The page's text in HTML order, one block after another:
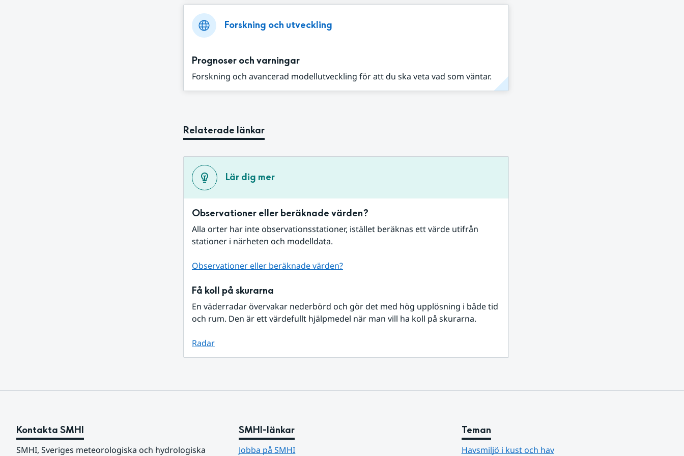
Forskning och utveckling
Prognoser och varningar
Forskning och avancerad modellutveckling för att du ska veta vad som väntar.
Relaterade länkar
Lär dig mer
Observationer eller beräknade värden?
Alla orter har inte observationsstationer, istället beräknas ett värde utifrån
stationer i närheten och modelldata.
Observationer eller beräknade värden?
Få koll på skurarna
En väderradar övervakar nederbörd och gör det med hög upplösning i både tid
och rum. Den är ett värdefullt hjälpmedel när man vill ha koll på skurarna.
Radar
Kontakta SMHI
SMHI, Sveriges meteorologiska och hydrologiska
SMHI-länkar
Jobba på SMHI
Teman
Havsmiljö i kust och hav